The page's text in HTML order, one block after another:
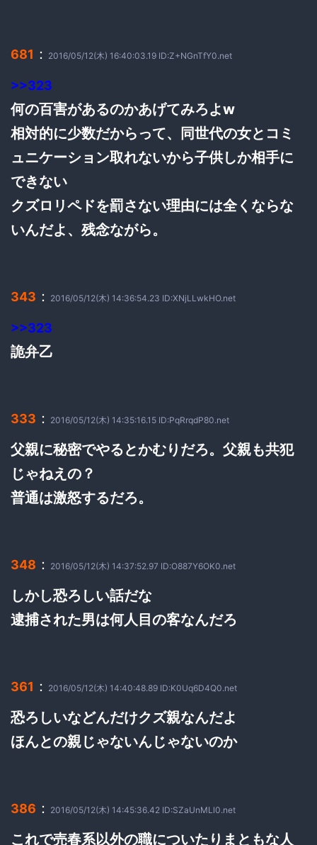
681 ： 2016/05/12(木) 16:40:03.19 ID:Z+NGnTfY0.net
>>323
何の百害があるのかあげてみろよw
相対的に少数だからって、同世代の女とコミ
ュニケーション取れないから子供しか相手に
できない
クズロリペドを罰さない理由には全くならな
いんだよ、残念ながら。
343 ： 2016/05/12(木) 14:36:54.23 ID:XNjLLwkHO.net
>>323
詭弁乙
333 ： 2016/05/12(木) 14:35:16.15 ID:PqRrqdP80.net
父親に秘密でやるとかむりだろ。父親も共犯
じゃねえの？
普通は激怒するだろ。
348 ： 2016/05/12(木) 14:37:52.97 ID:O887Y6OK0.net
しかし恐ろしい話だな
逮捕された男は何人目の客なんだろ
361 ： 2016/05/12(木) 14:40:48.89 ID:K0Uq6D4Q0.net
恐ろしいなどんだけクズ親なんだよ
ほんとの親じゃないんじゃないのか
386 ： 2016/05/12(木) 14:45:36.42 ID:SZaUnMLl0.net
これで売春系以外の職についたりまともな人